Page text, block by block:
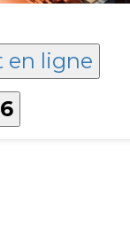
en ligne